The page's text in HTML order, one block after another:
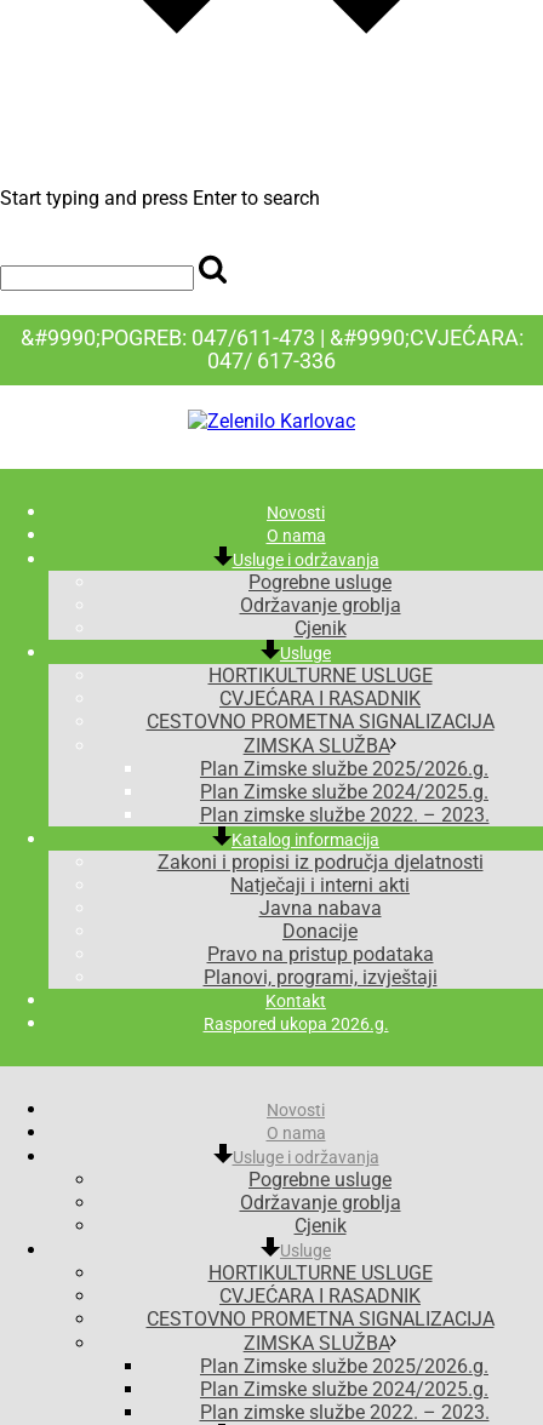
Start typing and press Enter to search
&#9990;POGREB: 047/611-473 | &#9990;CVJEĆARA:
047/ 617-336
Novosti
O nama
Usluge i održavanja
Pogrebne usluge
Održavanje groblja
Cjenik
Usluge
HORTIKULTURNE USLUGE
CVJEĆARA I RASADNIK
CESTOVNO PROMETNA SIGNALIZACIJA
ZIMSKA SLUŽBA
Plan Zimske službe 2025/2026.g.
Plan Zimske službe 2024/2025.g.
Plan zimske službe 2022. – 2023.
Katalog informacija
Zakoni i propisi iz područja djelatnosti
Natječaji i interni akti
Javna nabava
Donacije
Pravo na pristup podataka
Planovi, programi, izvještaji
Kontakt
Raspored ukopa 2026.g.
Novosti
O nama
Usluge i održavanja
Pogrebne usluge
Održavanje groblja
Cjenik
Usluge
HORTIKULTURNE USLUGE
CVJEĆARA I RASADNIK
CESTOVNO PROMETNA SIGNALIZACIJA
ZIMSKA SLUŽBA
Plan Zimske službe 2025/2026.g.
Plan Zimske službe 2024/2025.g.
Plan zimske službe 2022. – 2023.